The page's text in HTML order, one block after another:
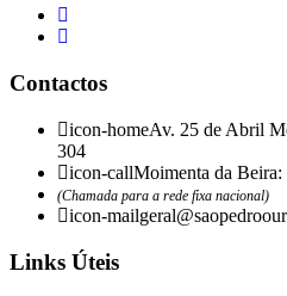
Contactos
icon-homeAv. 25 de Abril
304
icon-callMoimenta da
(Chamada para a rede fixa nacional)
icon-mail
Links Úteis